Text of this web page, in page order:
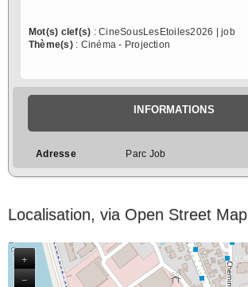
Mot(s) clef(s) : CineSousLesEtoiles2026 | job
Thème(s): Cinéma - Projection
INFORMATIONS
Adresse Parc Job
Localisation, via Open Street Map
+
−